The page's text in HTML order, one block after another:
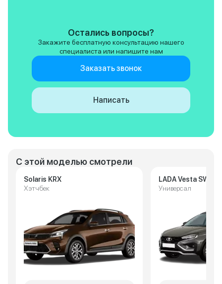
С этой моделью смотрели
Solaris KRX
Хэтчбек
LADA Vesta SW
Универсал
Остались вопросы?
Закажите бесплатную консультацию нашего
специалиста или напишите нам
Заказать звонок
Написать